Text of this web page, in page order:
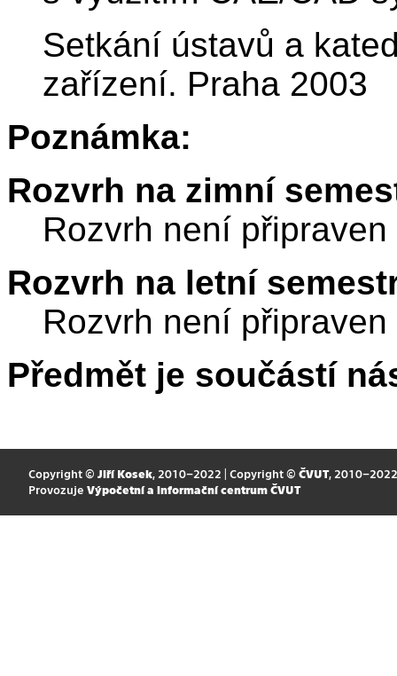
Setkání ústavů a
zařízení. Praha 2003
Poznámka:
Rozvrh na zimní
Rozvrh není připraven
Rozvrh na letní
Rozvrh není připraven
Předmět je součástí
Copyright © Jiří Kosek, 2010–2022 | Copyright © ČVUT, 2010–2022
Provozuje Výpočetní a informační centrum ČVUT